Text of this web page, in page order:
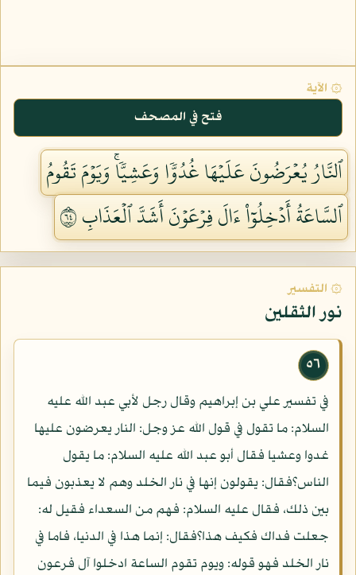
۞ الآية
فتح في المصحف
ٱلنَّارُ يُعۡرَضُونَ عَلَيۡهَا غُدُوّٗا وَعَشِيّٗاۚ وَيَوۡمَ تَقُومُ
ٱلسَّاعَةُ أَدۡخِلُوٓاْ ءَالَ فِرۡعَوۡنَ أَشَدَّ ٱلۡعَذَابِ ٤٦
۞ التفسير
نور الثقلين
٥٦
في تفسير علي بن إبراهيم وقال رجل لأبي عبد الله عليه
السلام: ما تقول في قول الله عز وجل: النار يعرضون عليها
غدوا وعشيا فقال أبو عبد الله عليه السلام: ما يقول
الناس؟فقال: يقولون إنها في نار الخلد وهم لا يعذبون فيما
بين ذلك، فقال عليه السلام: فهم من السعداء فقيل له:
جعلت فداك فكيف هذا؟فقال: إنما هذا في الدنيا، فاما في
نار الخلد فهو قوله: ويوم تقوم الساعة ادخلوا آل فرعون